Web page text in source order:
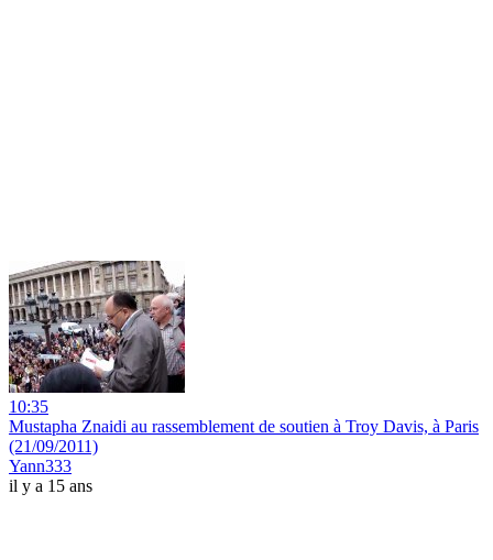
10:35
Mustapha Znaidi au rassemblement de soutien à Troy Davis, à Paris
(21/09/2011)
Yann333
il y a 15 ans